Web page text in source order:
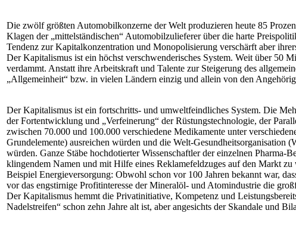
Die zwölf größten Automobilkonzerne der Welt produzieren heute 85
Klagen der „mittelständischen“ Automobilzulieferer über die harte
Tendenz zur Kapitalkonzentration und Monopolisierung verschärft aber
Der Kapitalismus ist ein höchst verschwenderisches System. Weit über
verdammt. Anstatt ihre Arbeitskraft und Talente zur Steigerung des
„Allgemeinheit“ bzw. in vielen Ländern einzig und allein von den
Der Kapitalismus ist ein fortschritts- und umweltfeindliches System. Die
der Fortentwicklung und „Verfeinerung“ der Rüstungstechnologie, der
zwischen 70.000 und 100.000 verschiedene Medikamente unter
Grundelemente) ausreichen würden und die Welt-Gesundheitsorganisation
würden. Ganze Stäbe hochdotierter Wissenschaftler der einzelnen
klingendem Namen und mit Hilfe eines Reklamefeldzuges auf den Markt zu
Beispiel Energieversorgung: Obwohl schon vor 100 Jahren bekannt war,
vor das engstirnige Profitinteresse der Mineralöl- und Atomindustrie die
Der Kapitalismus hemmt die Privatinitiative, Kompetenz und
Nadelstreifen“ schon zehn Jahre alt ist, aber angesichts der Skandale und